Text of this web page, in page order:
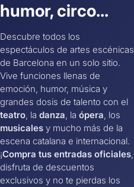
humor, circo...
Descubre todos los
espectáculos de artes escénicas
de Barcelona en un solo sitio.
Vive funciones llenas de
emoción, humor, música y
grandes dosis de talento con el
teatro, la danza, la ópera, los
musicales y mucho más de la
escena catalana e internacional.
¡Compra tus entradas oficiales,
disfruta de descuentos
exclusivos y no te pierdas los